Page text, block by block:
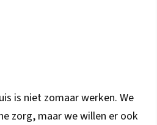
is niet zomaar werken. We
zorg, maar we willen er ook